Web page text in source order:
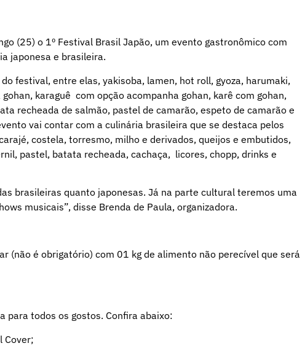
(25) o 1º Festival Brasil Japão, um evento gastronômico com
japonesa e brasileira.
festival, entre elas, yakisoba, lamen, hot roll, gyoza, harumaki,
karaguê com opção acompanha gohan, karê com gohan,
recheada de salmão, pastel de camarão, espeto de camarão e
vai contar com a culinária brasileira que se destaca pelos
costela, torresmo, milho e derivados, queijos e embutidos,
pastel, batata recheada, cachaça, licores, chopp, drinks e
brasileiras quanto japonesas. Já na parte cultural teremos uma
musicais”, disse Brenda de Paula, organizadora.
(não é obrigatório) com 01 kg de alimento não perecível que será
para todos os gostos. Confira abaixo:
Cover;